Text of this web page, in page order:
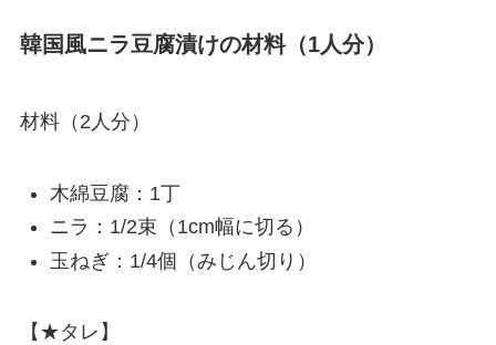
韓国風ニラ豆腐漬けの材料（1人分）
材料（2人分）
木綿豆腐：1丁
ニラ：1/2束（1cm幅に切る）
玉ねぎ：1/4個（みじん切り）
【★タレ】